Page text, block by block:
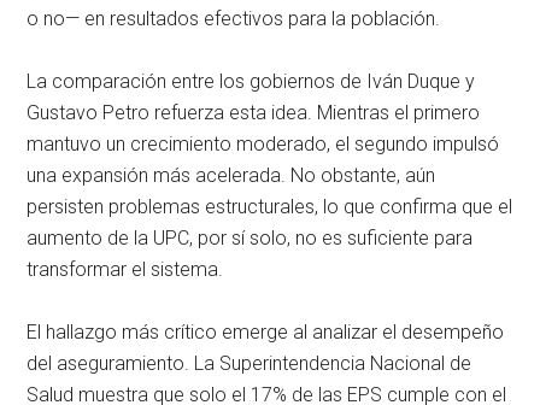
o no— en resultados efectivos para la población.
La comparación entre los gobiernos de Iván Duque y
Gustavo Petro refuerza esta idea. Mientras el primero
mantuvo un crecimiento moderado, el segundo impulsó
una expansión más acelerada. No obstante, aún
persisten problemas estructurales, lo que confirma que el
aumento de la UPC, por sí solo, no es suficiente para
transformar el sistema.
El hallazgo más crítico emerge al analizar el desempeño
del aseguramiento. La Superintendencia Nacional de
Salud muestra que solo el 17% de las EPS cumple con el